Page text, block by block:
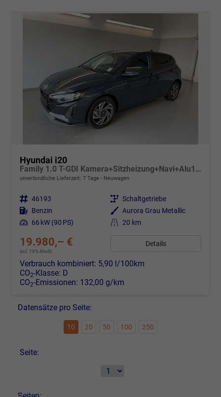
Hyundai i20
Family 1.0 T-GDI Kamera+Sitzheizung+Navi+Alu16+PDC+App-Connect
unverbindliche Lieferzeit: 7 Tage Neuwagen
Fahrzeugnr. 46193 Getriebe Schaltgetriebe
Kraftstoff Benzin Außenfarbe Aurora Grau Metallic
Leistung 66 kW (90 PS) Kilometerstand 20 km
19.980,– €
incl. 19% MwSt.
Details
Verbrauch kombiniert: 5,90 l/100km
CO2-Klasse: D
CO2-Emissionen: 132,00 g/km
Datensätze pro Seite:
10 20 50 100 250
Seite: